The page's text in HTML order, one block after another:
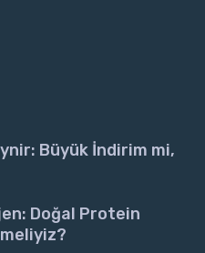
Büyük İndirim mi,
Doğal Protein